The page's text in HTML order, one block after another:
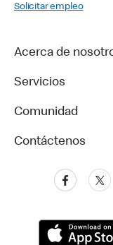
Solicitar empleo
Acerca de
Servicios
Comunidad
Contáctenos